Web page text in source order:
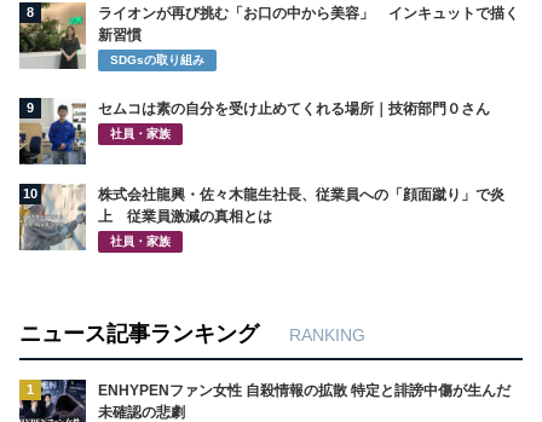
8
ライオンが再び挑む「お口の中から美容」 インキュットで描く
新習慣
SDGsの取り組み
9 セムコは素の自分を受け止めてくれる場所｜技術部門０さん
社員・家族
10
株式会社龍興・佐々木龍生社長、従業員への「顔面蹴り」で炎
上 従業員激減の真相とは
社員・家族
ニュース記事ランキング RANKING
1
ENHYPENファン女性 自殺情報の拡散 特定と誹謗中傷が生んだ
未確認の悲劇